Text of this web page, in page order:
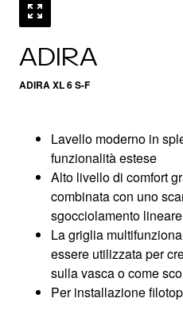
ADIRA
ADIRA XL 6 S-F
Lavello moderno in
funzionalità estese
Alto livello di comfort
combinata con uno
sgocciolamento lineare
La griglia
essere utilizzata per
sulla vasca o come
Per installazione